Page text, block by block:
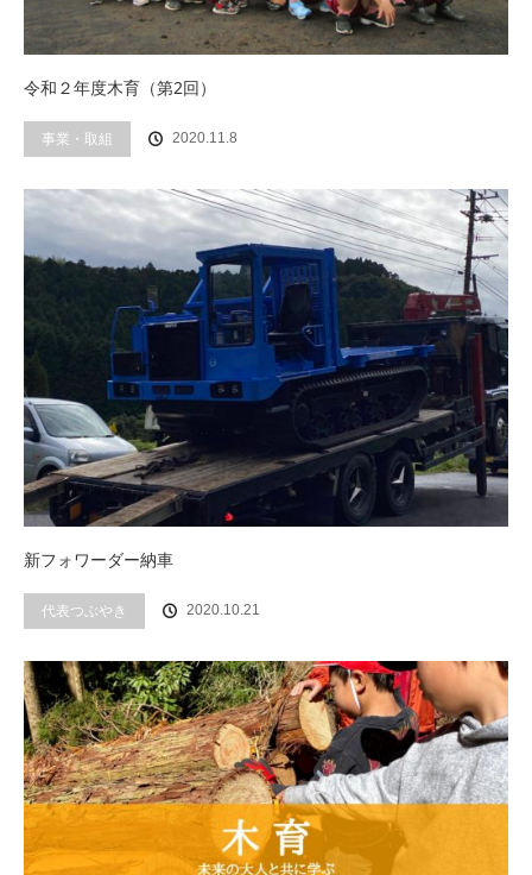
令和２年度木育（第2回）
事業・取組 2020.11.8
新フォワーダー納車
代表つぶやき 2020.10.21